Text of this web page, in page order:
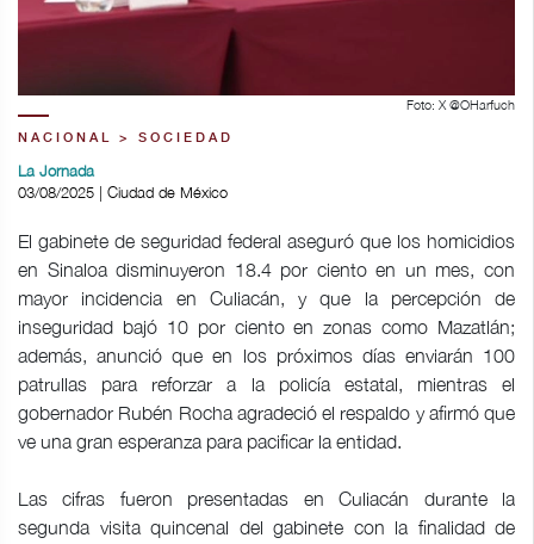
Foto: X @OHarfuch
NACIONAL > SOCIEDAD
La Jornada
03/08/2025 | Ciudad de México
El gabinete de seguridad federal aseguró que los homicidios
en Sinaloa disminuyeron 18.4 por ciento en un mes, con
mayor incidencia en Culiacán, y que la percepción de
inseguridad bajó 10 por ciento en zonas como Mazatlán;
además, anunció que en los próximos días enviarán 100
patrullas para reforzar a la policía estatal, mientras el
gobernador Rubén Rocha agradeció el respaldo y afirmó que
ve una gran esperanza para pacificar la entidad.
Las cifras fueron presentadas en Culiacán durante la
segunda visita quincenal del gabinete con la finalidad de